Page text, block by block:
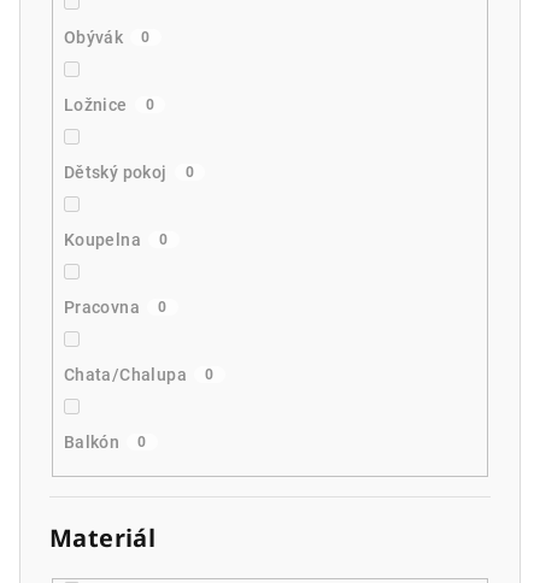
Obývák 0
Ložnice 0
Dětský pokoj 0
Koupelna 0
Pracovna 0
Chata/Chalupa 0
Balkón 0
Materiál